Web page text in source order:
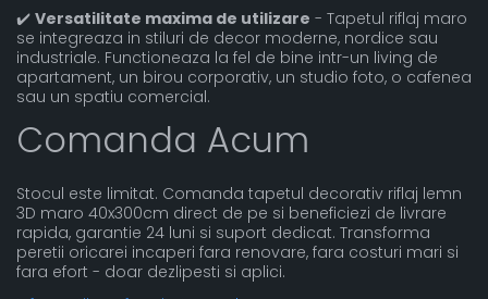
✔️ Versatilitate maxima de utilizare - Tapetul riflaj maro
se integreaza in stiluri de decor moderne, nordice sau
industriale. Functioneaza la fel de bine intr-un living de
apartament, un birou corporativ, un studio foto, o cafenea
sau un spatiu comercial.
Comanda Acum
Stocul este limitat. Comanda tapetul decorativ riflaj lemn
3D maro 40x300cm direct de pe si beneficiezi de livrare
rapida, garantie 24 luni si suport dedicat. Transforma
peretii oricarei incaperi fara renovare, fara costuri mari si
fara efort - doar dezlipesti si aplici.